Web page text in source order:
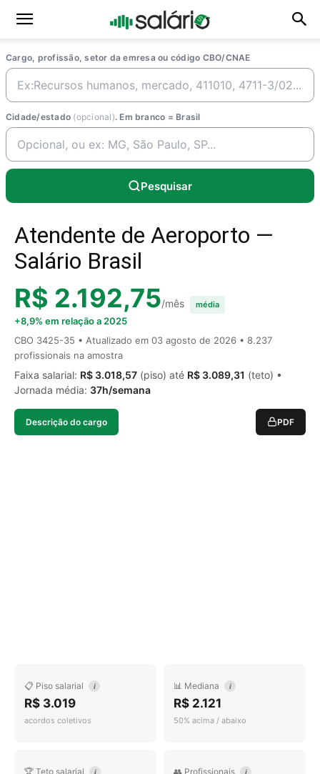
Cargo, profissão, setor da emresa ou código CBO/CNAE
Cidade/estado (opcional). Em branco = Brasil
Pesquisar
Atendente de Aeroporto —
Salário Brasil
R$ 2.192,75/mês média
+8,9% em relação a 2025
CBO 3425-35 • Atualizado em 03 agosto de 2026 • 8.237
profissionais na amostra
Faixa salarial: R$ 3.018,57 (piso) até R$ 3.089,31 (teto) •
Jornada média: 37h/semana
Descrição do cargo PDF
📋 Piso salarial i
R$ 3.019
acordos coletivos
📊 Mediana i
R$ 2.121
50% acima / abaixo
🏆 Teto salarial i 👥 Profissionais i